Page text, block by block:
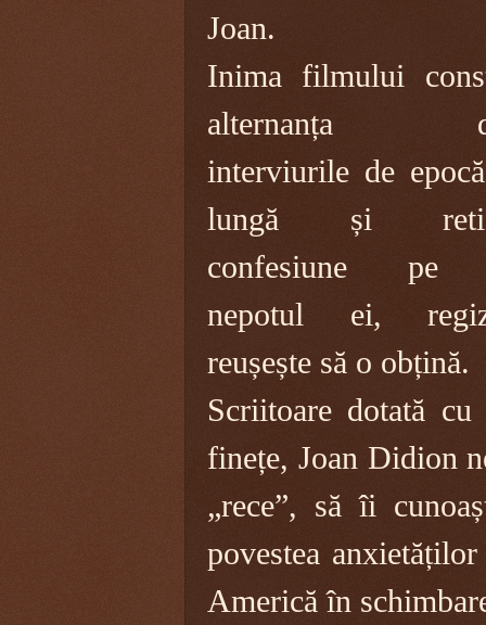
Joan.
Inima filmului
alternanța
interviurile de
lungă și
confesiune pe
nepotul ei,
reușește să o obțină.
Scriitoare dotată
finețe, Joan Didion
„rece”, să îi
povestea
Americă în